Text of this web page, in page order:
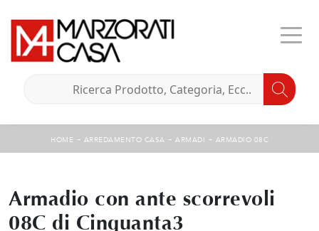
HOME - ARREDAMENTO CASA - ARMADI - ARMADIO 08C
Armadio con ante scorrevoli
08C di Cinquanta3